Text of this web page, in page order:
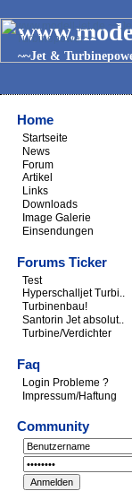
~~Jet &
Home
Startseite
News
Forum
Artikel
Links
Downloads
Image Galerie
Einsendungen
Forums Ticker
Test
Hyperschalljet Turbi..
Turbinenbau!
Santorin Jet absolut..
Turbine/Verdichter
Faq
Login Probleme ?
Impressum/Haftung
Community